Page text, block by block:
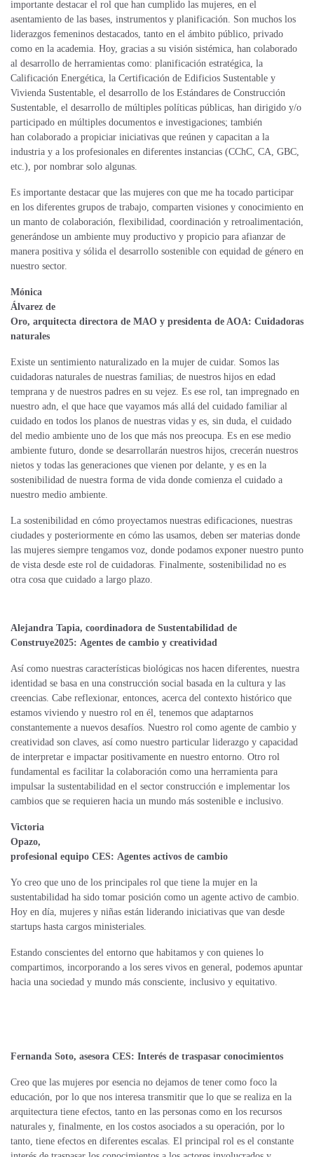
importante destacar el rol que han cumplido las mujeres, en el
asentamiento de las bases, instrumentos y planificación. Son muchos los
liderazgos femeninos destacados, tanto en el ámbito público, privado
como en la academia. Hoy, gracias a su visión sistémica, han colaborado
al desarrollo de herramientas como: planificación estratégica, la
Calificación Energética, la Certificación de Edificios Sustentable y
Vivienda Sustentable, el desarrollo de los Estándares de Construcción
Sustentable, el desarrollo de múltiples políticas públicas, han dirigido y/o
participado en múltiples documentos e investigaciones; también
han colaborado a propiciar iniciativas que reúnen y capacitan a la
industria y a los profesionales en diferentes instancias (CChC, CA, GBC,
etc.), por nombrar solo algunas.
Es importante destacar que las mujeres con que me ha tocado participar
en los diferentes grupos de trabajo, comparten visiones y conocimiento en
un manto de colaboración, flexibilidad, coordinación y retroalimentación,
generándose un ambiente muy productivo y propicio para afianzar de
manera positiva y sólida el desarrollo sostenible con equidad de género en
nuestro sector.
Mónica
Álvarez de
Oro, arquitecta directora de MAO y presidenta de AOA: Cuidadoras
naturales
Existe un sentimiento naturalizado en la mujer de cuidar. Somos las
cuidadoras naturales de nuestras familias; de nuestros hijos en edad
temprana y de nuestros padres en su vejez. Es ese rol, tan impregnado en
nuestro adn, el que hace que vayamos más allá del cuidado familiar al
cuidado en todos los planos de nuestras vidas y es, sin duda, el cuidado
del medio ambiente uno de los que más nos preocupa. Es en ese medio
ambiente futuro, donde se desarrollarán nuestros hijos, crecerán nuestros
nietos y todas las generaciones que vienen por delante, y es en la
sostenibilidad de nuestra forma de vida donde comienza el cuidado a
nuestro medio ambiente.
La sostenibilidad en cómo proyectamos nuestras edificaciones, nuestras
ciudades y posteriormente en cómo las usamos, deben ser materias donde
las mujeres siempre tengamos voz, donde podamos exponer nuestro punto
de vista desde este rol de cuidadoras. Finalmente, sostenibilidad no es
otra cosa que cuidado a largo plazo.
Alejandra Tapia, coordinadora de Sustentabilidad de
Construye2025: Agentes de cambio y creatividad
Así como nuestras características biológicas nos hacen diferentes, nuestra
identidad se basa en una construcción social basada en la cultura y las
creencias. Cabe reflexionar, entonces, acerca del contexto histórico que
estamos viviendo y nuestro rol en él, tenemos que adaptarnos
constantemente a nuevos desafíos. Nuestro rol como agente de cambio y
creatividad son claves, así como nuestro particular liderazgo y capacidad
de interpretar e impactar positivamente en nuestro entorno. Otro rol
fundamental es facilitar la colaboración como una herramienta para
impulsar la sustentabilidad en el sector construcción e implementar los
cambios que se requieren hacia un mundo más sostenible e inclusivo.
Victoria
Opazo,
profesional equipo CES: Agentes activos de cambio
Yo creo que uno de los principales rol que tiene la mujer en la
sustentabilidad ha sido tomar posición como un agente activo de cambio.
Hoy en día, mujeres y niñas están liderando iniciativas que van desde
startups hasta cargos ministeriales.
Estando conscientes del entorno que habitamos y con quienes lo
compartimos, incorporando a los seres vivos en general, podemos apuntar
hacia una sociedad y mundo más consciente, inclusivo y equitativo.
Fernanda Soto, asesora CES: Interés de traspasar conocimientos
Creo que las mujeres por esencia no dejamos de tener como foco la
educación, por lo que nos interesa transmitir que lo que se realiza en la
arquitectura tiene efectos, tanto en las personas como en los recursos
naturales y, finalmente, en los costos asociados a su operación, por lo
tanto, tiene efectos en diferentes escalas. El principal rol es el constante